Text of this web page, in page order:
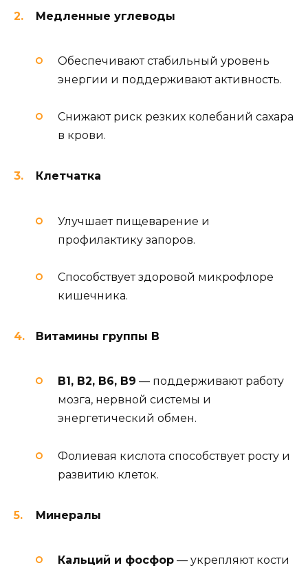
Медленные углеводы
Обеспечивают стабильный уровень
энергии и поддерживают активность.
Снижают риск резких колебаний сахара
в крови.
Клетчатка
Улучшает пищеварение и
профилактику запоров.
Способствует здоровой микрофлоре
кишечника.
Витамины группы B
B1, B2, B6, B9 — поддерживают работу
мозга, нервной системы и
энергетический обмен.
Фолиевая кислота способствует росту и
развитию клеток.
Минералы
Кальций и фосфор — укрепляют кости